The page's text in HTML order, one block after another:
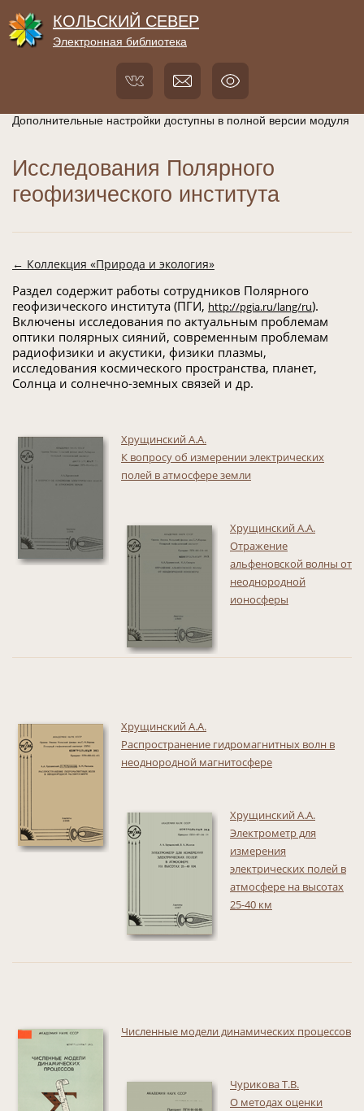
КОЛЬСКИЙ СЕВЕР
Электронная библиотека
Дополнительные настройки доступны в полной версии модуля
Исследования Полярного
геофизического института
← Коллекция «Природа и экология»
Раздел содержит работы сотрудников Полярного
геофизического института (ПГИ, http://pgia.ru/lang/ru).
Включены исследования по актуальным проблемам
оптики полярных сияний, современным проблемам
радиофизики и акустики, физики плазмы,
исследования космического пространства, планет,
Солнца и солнечно-земных связей и др.
Хрущинский А.А.
К вопросу об измерении электрических
полей в атмосфере земли
Хрущинский А.А.
Отражение
альфеновской волны от
неоднородной
ионосферы
Хрущинский А.А.
Распространение гидромагнитных волн в
неоднородной магнитосфере
Хрущинский А.А.
Электрометр для
измерения
электрических полей в
атмосфере на высотах
25-40 км
Численные модели динамических процессов
Чурикова Т.В.
О методах оценки